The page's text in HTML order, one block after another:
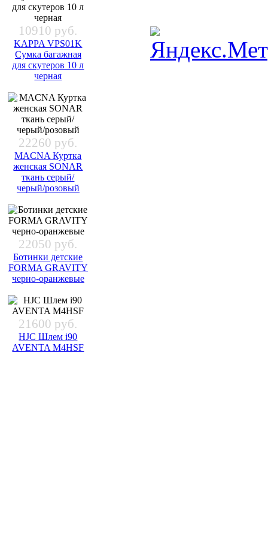
10910 руб.
KAPPA VPS01K
Сумка багажная
для скутеров 10 л
черная
22260 руб.
MACNA Куртка
женская SONAR
ткань серый/
черый/розовый
22050 руб.
Ботинки детские
FORMA GRAVITY
черно-оранжевые
21600 руб.
HJC Шлем i90
AVENTA M4HSF